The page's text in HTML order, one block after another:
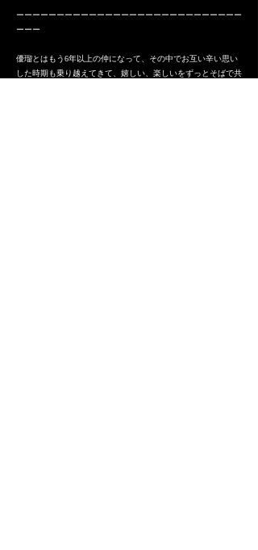
ーーーーーーーーーーーーーーーーーーーーーーーーーーーー
ーーー
優瑠とはもう6年以上の仲になって、その中でお互い辛い思い
した時期も乗り越えてきて、嬉しい、楽しいをずっとそばで共